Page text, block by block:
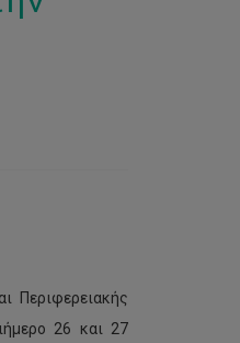
Περιφερειακής
26 και 27